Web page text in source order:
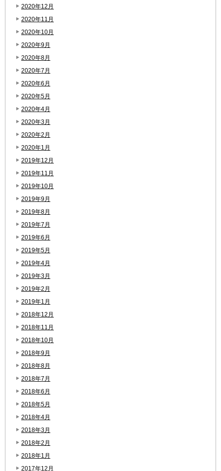
2020年12月
2020年11月
2020年10月
2020年9月
2020年8月
2020年7月
2020年6月
2020年5月
2020年4月
2020年3月
2020年2月
2020年1月
2019年12月
2019年11月
2019年10月
2019年9月
2019年8月
2019年7月
2019年6月
2019年5月
2019年4月
2019年3月
2019年2月
2019年1月
2018年12月
2018年11月
2018年10月
2018年9月
2018年8月
2018年7月
2018年6月
2018年5月
2018年4月
2018年3月
2018年2月
2018年1月
2017年12月